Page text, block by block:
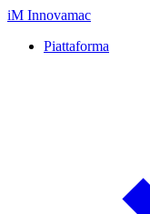
iM Innovamac
Piattaforma